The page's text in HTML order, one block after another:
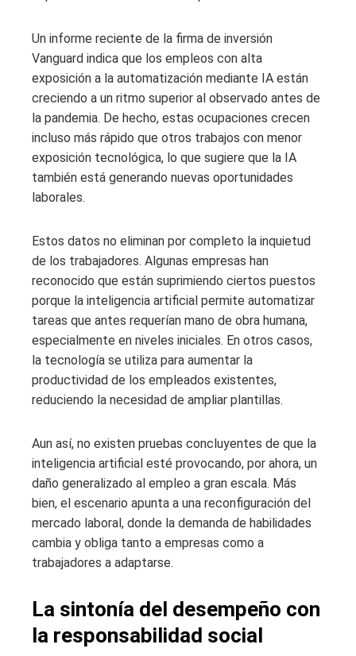
Un informe reciente de la firma de inversión
Vanguard indica que los empleos con alta
exposición a la automatización mediante IA están
creciendo a un ritmo superior al observado antes de
la pandemia. De hecho, estas ocupaciones crecen
incluso más rápido que otros trabajos con menor
exposición tecnológica, lo que sugiere que la IA
también está generando nuevas oportunidades
laborales.
Estos datos no eliminan por completo la inquietud
de los trabajadores. Algunas empresas han
reconocido que están suprimiendo ciertos puestos
porque la inteligencia artificial permite automatizar
tareas que antes requerían mano de obra humana,
especialmente en niveles iniciales. En otros casos,
la tecnología se utiliza para aumentar la
productividad de los empleados existentes,
reduciendo la necesidad de ampliar plantillas.
Aun así, no existen pruebas concluyentes de que la
inteligencia artificial esté provocando, por ahora, un
daño generalizado al empleo a gran escala. Más
bien, el escenario apunta a una reconfiguración del
mercado laboral, donde la demanda de habilidades
cambia y obliga tanto a empresas como a
trabajadores a adaptarse.
La sintonía del desempeño con
la responsabilidad social